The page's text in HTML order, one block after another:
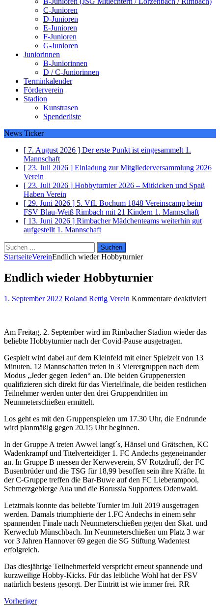
C-Junioren
D-Junioren
E-Junioren
F-Junioren
G-Junioren
Juniorinnen
B-Juniorinnen
D / C-Juniorinnen
Terminkalender
Förderverein
Stadion
Kunstrasen
Spenderliste
News Ticker
[ 7. August 2026 ] Der erste Punkt ist eingesammelt 1.
Mannschaft
[ 23. Juli 2026 ] Einladung zur Mitgliederversammlung 2026
Verein
[ 23. Juli 2026 ] Hobbyturnier 2026 – Mitkicken und Spaß
Haben Verein
[ 29. Juni 2026 ] 5. VfL Bochum 1848 Vereinscamp beim
FSV Blau-Weiß Rimbach mit 21 Kindern 1. Mannschaft
[ 13. Juni 2026 ] Rimbacher Mädchenteams weiterhin gut
aufgestellt 1. Mannschaft
Suchen
nach:
StartseiteVereinEndlich wieder Hobbyturnier
Endlich wieder Hobbyturnier
1. September 2022 Roland Rettig Verein Kommentare deaktiviertfür
Am Freitag, 2. September wird im Rimbacher Stadion wieder das
beliebte Hobbyturnier nach der Covid-Pause ausgetragen.
Gespielt wird dabei auf dem Kleinfeld mit einer Spielzeit von 13
Minuten. 12 Mannschaften treten in 3 Vierergruppen nach dem
Modus „Jeder gegen Jeden“ an. Die beiden Gruppenersten
qualifizieren sich direkt für das Viertelfinale, die beiden restlichen
Teilnehmer werden unter den drei Gruppendritten im
Neunmeterschießen ermittelt.
Los geht es mit den Gruppenspielen um 17.30 Uhr, die Endrunde
wird planmäßig gegen 20.15 Uhr beginnen.
In der Gruppe A treten Awwel langt´s, Hänsel und Grätschen, KC
Wadenkrampf und Titelverteidiger 1. FC Andechs gegeneinander
an. In Gruppe B messen der Kerweverein, SV Rotzdruff, der FC
Busenbrüder und die TSG für 18,99 besoffen sein ihre Kräfte. In
der C-Gruppe treffen die Bar-Buwe auf den FC Lieberampool,
Schmerzgebierge Aua und die Borussia Supporters Odenwald.
Letztmals konnte das beliebte Turnier im Juli 2019 ausgetragen
werden. Damals triumphierte der 1.FC Andechs in einem sehr
spannenden Finale nach Neunmeterschießen gegen den Skat. und
Kerweclub Münschbach. Im Neunmeterschießen um Platz 3 war
vor 3 Jahren Hannover 69 gegen die SG Stiftung Wadentest
erfolgreich.
Das diesjährige Teilnehmerfeld verspricht erneut spannende und
kurzweilige Hobby-Kicks. Für das leibliche Wohl hat der FSV
natürlich bestens gesorgt. Der Eintritt ist wie immer frei. RR
Vorheriger